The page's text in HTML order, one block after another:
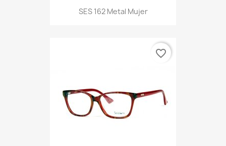
SES 162 Metal Mujer
favorite_border